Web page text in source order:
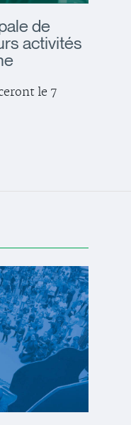
de
activités
le 7